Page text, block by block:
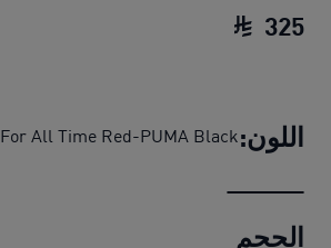
325
اللون:For All Time Red-PUMA Black
الحجم